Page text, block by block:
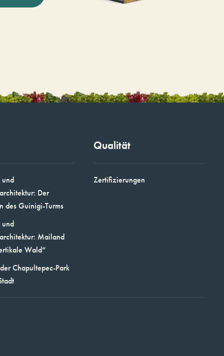
Der
des Guinigi-Turms
Mailand
Wald“
Chapultepec-Park
Qualität
Zertifizierungen